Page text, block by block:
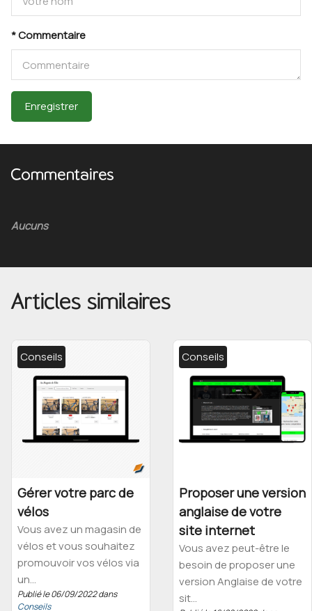
* Commentaire
Enregistrer
Commentaires
Aucuns
Articles similaires
Conseils
Gérer votre parc de
vélos
Vous avez un magasin de
vélos et vous souhaitez
promouvoir vos vélos via
un...
Publié le 06/09/2022 dans
Conseils
Conseils
Proposer une version
anglaise de votre
site internet
Vous avez peut-être le
besoin de proposer une
version Anglaise de votre
sit...